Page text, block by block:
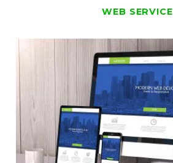
WEB SERVICE